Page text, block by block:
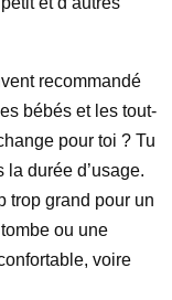
recommandé
bébés et les tout-
pour toi ? Tu
la durée d’usage.
trop grand pour un
ou une
voire